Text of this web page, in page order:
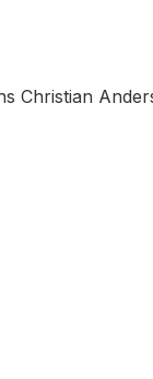
Christian